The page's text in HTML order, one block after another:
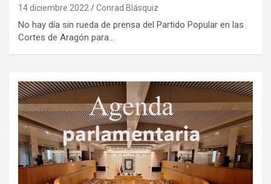
14 diciembre 2022 Conrad Blásquiz
No hay día sin rueda de prensa del Partido Popular en las
Cortes de Aragón para…